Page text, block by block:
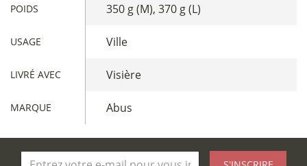
POIDS 350 g (M), 370 g (L)
USAGE Ville
LIVRÉ AVEC Visière
MARQUE Abus